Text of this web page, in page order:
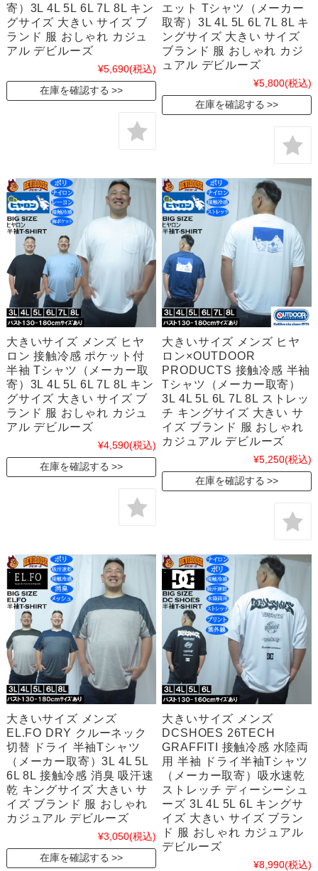
寄）3L 4L 5L 6L 7L 8L キン
グサイズ 大きい サイズ ブ
ランド 服 おしゃれ カジュ
アル デビルーズ
¥5,690(税込)
在庫を確認する
エット Tシャツ（メーカー
取寄）3L 4L 5L 6L 7L 8L キ
ングサイズ 大きい サイズ
ブランド 服 おしゃれ カジ
ュアル デビルーズ
¥5,800(税込)
在庫を確認する
大きいサイズ メンズ ヒヤ
ロン 接触冷感 ポケット付
半袖 Tシャツ（メーカー取
寄）3L 4L 5L 6L 7L 8L キン
グサイズ 大きい サイズ ブ
ランド 服 おしゃれ カジュ
アル デビルーズ
¥4,590(税込)
在庫を確認する
大きいサイズ メンズ ヒヤ
ロン×OUTDOOR
PRODUCTS 接触冷感 半袖
Tシャツ（メーカー取寄）
3L 4L 5L 6L 7L 8L ストレッ
チ キングサイズ 大きい サ
イズ ブランド 服 おしゃれ
カジュアル デビルーズ
¥5,250(税込)
在庫を確認する
大きいサイズ メンズ
EL.FO DRY クルーネック
切替 ドライ 半袖Tシャツ
（メーカー取寄）3L 4L 5L
6L 8L 接触冷感 消臭 吸汗速
乾 キングサイズ 大きい サ
イズ ブランド 服 おしゃれ
カジュアル デビルーズ
¥3,050(税込)
在庫を確認する
大きいサイズ メンズ
DCSHOES 26TECH
GRAFFITI 接触冷感 水陸両
用 半袖 ドライ半袖Tシャツ
（メーカー取寄）吸水速乾
ストレッチ ディーシーシュ
ーズ 3L 4L 5L 6L キングサ
イズ 大きい サイズ ブラン
ド 服 おしゃれ カジュアル
デビルーズ
¥8,990(税込)